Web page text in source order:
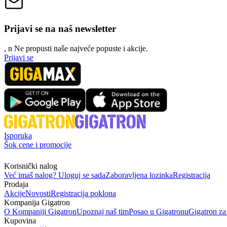
Prijavi se na naš newsletter
, n Ne propusti naše najveće popuste i akcije.
Prijavi se
Isporuka
Šok cene i promocije
Korisnički nalog
Već imaš nalog? Uloguj se sadaZaboravljena lozinkaRegistracija
Prodaja
AkcijeNovostiRegistracija poklona
Kompanija Gigatron
O Kompaniji GigatronUpoznaj naš timPosao u GigatronuGigatron
Kupovina